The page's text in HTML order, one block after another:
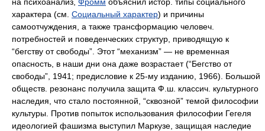
характера (см. Социальный характер) и причины
самоотчуждения, а также трансформацию человеч.
потребностей и поведенческих структур, приводящую к
“бегству от свободы”. Этот “механизм” — не временная
опасность, в наши дни она даже возрастает (“Бегство от
свободы”, 1941; предисловие к 25-му изданию, 1966). Большой
обществ. резонанс получила защита Ф.ш. классич. культурного
наследия, что стало постоянной, “сквозной” темой философии
культуры. Против попыток использования философии Гегеля
идеологией фашизма выступил Маркузе, защищая наследие